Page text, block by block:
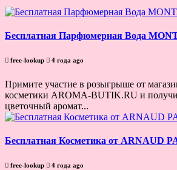
Бесплатная Парфюмерная Вода
free-lookup 4 года ago
Примите участие в розыгрыше от
косметики AROMA-BUTIK.RU и
цветочный аромат...
Бесплатная Косметика от ARNAUD
free-lookup 4 года ago